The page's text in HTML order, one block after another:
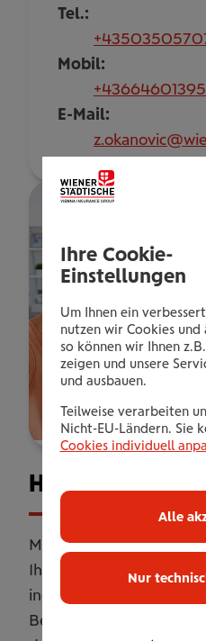
Tel.:
Mobil:
E-Mail:
Mit unserer
Ihr Zuhause umfassend
individuell erweitert mit
Betreuung. Flexibel
Ihre Cookie-
Einstellungen
Um Ihnen ein
nutzen wir Cookies und
so können wir Ihnen
zeigen und unsere
und ausbauen.
Teilweise verarbeiten
Nicht-EU-Ländern. Sie
Cookies individuell
Nur
Alle